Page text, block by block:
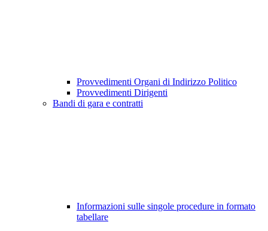
Provvedimenti Organi di Indirizzo Politico
Provvedimenti Dirigenti
Bandi di gara e contratti
Informazioni sulle singole procedure in formato
tabellare